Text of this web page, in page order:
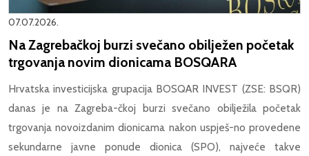
07.07.2026.
Na Zagrebačkoj burzi svečano obilježen početak
trgovanja novim dionicama BOSQARA
Hrvatska investicijska grupacija BOSQAR INVEST (ZSE: BSQR)
danas je na Zagreba-čkoj burzi svečano obilježila početak
trgovanja novoizdanim dionicama nakon uspješ-no provedene
sekundarne javne ponude dionica (SPO), najveće takve